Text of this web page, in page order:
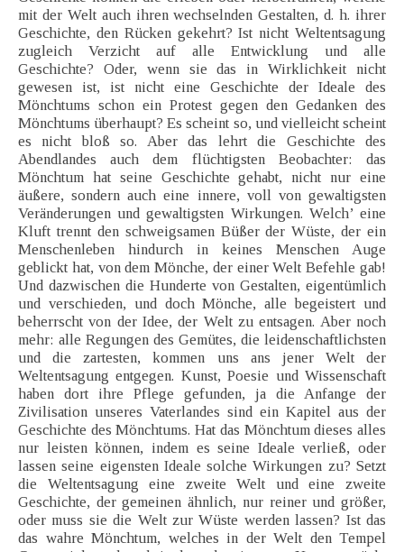
mit der Welt auch ihren wechselnden Gestalten, d. h. ihrer
Geschichte, den Rücken gekehrt? Ist nicht Weltentsagung
zugleich Verzicht auf alle Entwicklung und alle
Geschichte? Oder, wenn sie das in Wirklichkeit nicht
gewesen ist, ist nicht eine Geschichte der Ideale des
Mönchtums schon ein Protest gegen den Gedanken des
Mönchtums überhaupt? Es scheint so, und vielleicht scheint
es nicht bloß so. Aber das lehrt die Geschichte des
Abendlandes auch dem flüchtigsten Beobachter: das
Mönchtum hat seine Geschichte gehabt, nicht nur eine
äußere, sondern auch eine innere, voll von gewaltigsten
Veränderungen und gewaltigsten Wirkungen. Welch’ eine
Kluft trennt den schweigsamen Büßer der Wüste, der ein
Menschenleben hindurch in keines Menschen Auge
geblickt hat, von dem Mönche, der einer Welt Befehle gab!
Und dazwischen die Hunderte von Gestalten, eigentümlich
und verschieden, und doch Mönche, alle begeistert und
beherrscht von der Idee, der Welt zu entsagen. Aber noch
mehr: alle Regungen des Gemütes, die leidenschaftlichsten
und die zartesten, kommen uns ans jener Welt der
Weltentsagung entgegen. Kunst, Poesie und Wissenschaft
haben dort ihre Pflege gefunden, ja die Anfange der
Zivilisation unseres Vaterlandes sind ein Kapitel aus der
Geschichte des Mönchtums. Hat das Mönchtum dieses alles
nur leisten können, indem es seine Ideale verließ, oder
lassen seine eigensten Ideale solche Wirkungen zu? Setzt
die Weltentsagung eine zweite Welt und eine zweite
Geschichte, der gemeinen ähnlich, nur reiner und größer,
oder muss sie die Welt zur Wüste werden lassen? Ist das
das wahre Mönchtum, welches in der Welt den Tempel